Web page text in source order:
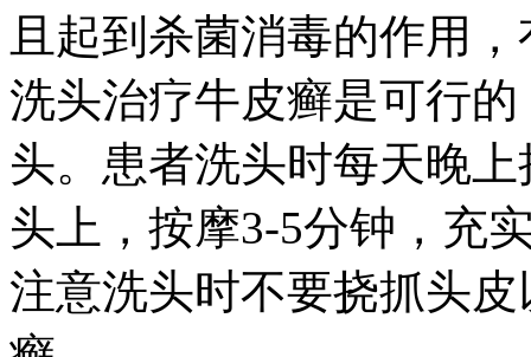
且起到杀菌消毒的作用
洗头治疗牛皮癣是可行
头。患者洗头时每天晚
头上，按摩3-5分钟，充
注意洗头时不要挠抓头